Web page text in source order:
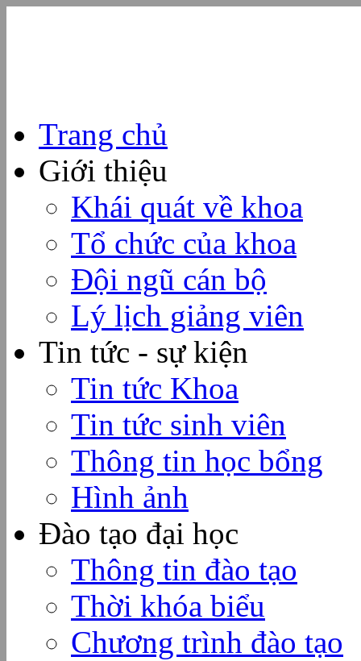
Trang chủ
Giới thiệu
Khái quát về khoa
Tổ chức của khoa
Đội ngũ cán bộ
Lý lịch giảng viên
Tin tức - sự kiện
Tin tức Khoa
Tin tức sinh viên
Thông tin học bổng
Hình ảnh
Đào tạo đại học
Thông tin đào tạo
Thời khóa biểu
Chương trình đào tạo